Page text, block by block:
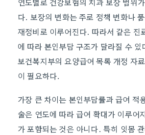
다. 보장의 변화는 주로 정책 변화나
재정비로 이루어진다. 따라서 같은 진
에 따라 본인부담 구조가 달라질 수
보건복지부의 요양급여 목록 개정 자
이 필요하다.
가장 큰 차이는 본인부담률과 급여 적
술은 연도에 따라 급여 확대가 이루어
가 포함되는 것은 아니다. 특히 잇몸